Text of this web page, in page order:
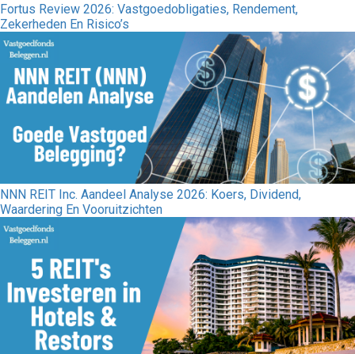
Fortus Review 2026: Vastgoedobligaties, Rendement,
Zekerheden En Risico’s
NNN REIT Inc. Aandeel Analyse 2026: Koers, Dividend,
Waardering En Vooruitzichten